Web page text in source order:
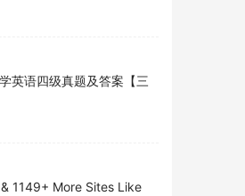
英语四级真题及答案【三
1149+ More Sites Like